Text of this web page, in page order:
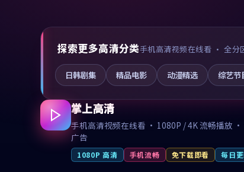
探索更多高清分类手机高清视频在线看 · 全分
日韩剧集 精品电影 动漫精选 综艺节
掌上高清
手机高清视频在线看 · 1080P / 4K 流畅播放 ·
广告
1080P 高清 手机流畅 免下载即看 每日